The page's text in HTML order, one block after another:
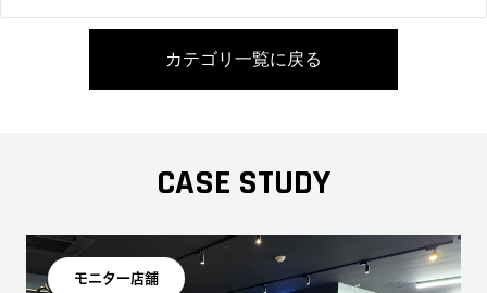
カテゴリ一覧に戻る
CASE STUDY
モニター店舗